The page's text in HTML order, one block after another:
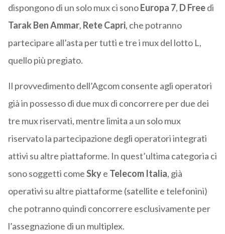
dispongono di un solo mux ci sonoEuropa 7, D Freedi
Tarak Ben Ammar, Rete Capri, che potranno
partecipare all’asta per tutti e tre i mux del lotto L,
quello più pregiato.
Il provvedimento dell’Agcom consente agli operatori
già in possesso di due mux di concorrere per due dei
tre mux riservati, mentre limita a un solo mux
riservato la partecipazione degli operatori integrati
attivi su altre piattaforme. In quest’ultima categoria ci
sono soggetti comeSkye Telecom Italia, già
operativi su altre piattaforme (satellite e telefonini)
che potranno quindi concorrere esclusivamente per
l’assegnazione di un multiplex.